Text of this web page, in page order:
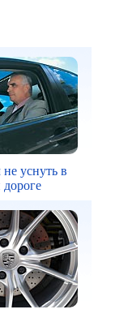
уснуть в
дороге